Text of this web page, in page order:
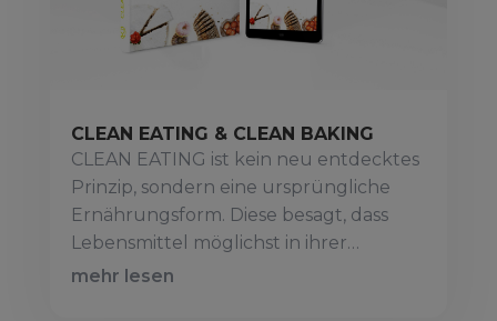
CLEAN EATING & CLEAN BAKING
CLEAN EATING ist kein neu entdecktes
Prinzip, sondern eine ursprüngliche
Ernährungsform. Diese besagt, dass
Lebensmittel möglichst in ihrer…
mehr lesen